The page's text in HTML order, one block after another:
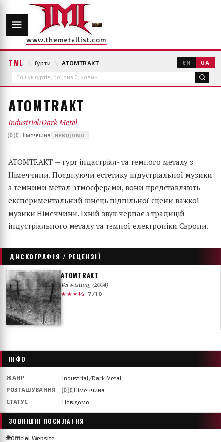
www.themetallist.com
TML \ Гурти \ ATOMTRAKT EN UA
ATOMTRAKT
Industrial/Dark Metal
🇩🇪Німеччина НЕВІДОМО
ATOMTRAKT — гурт індастріал- та темного металу з
Німеччини. Поєднуючи естетику індустріальної музики
з темними метал-атмосферами, вони представляють
експериментальний кінець підпільної сцени важкої
музики Німеччини. Їхній звук черпає з традицій
індустріального металу та темної електроніки Європи.
ДИСКОГРАФІЯ / РЕЦЕНЗІЇ
ATOMTRAKT
Verwüstung (2004)
★★★½
7/10
ІНФО
ЖАНР Industrial/Dark Metal
РОЗТАШУВАННЯ 🇩🇪Німеччина
СТАТУС Невідомо
ЗОВНІШНІ ПОСИЛАННЯ
🌐Official Website